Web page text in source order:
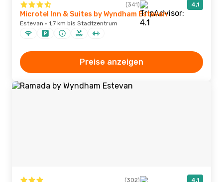
(341) 4,1
Microtel Inn & Suites by Wyndham Estevan
Estevan · 1,7 km bis Stadtzentrum
Preise anzeigen
(302) 4,1